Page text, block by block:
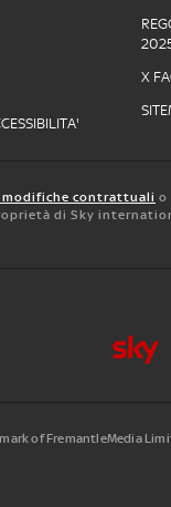
X
contrattuali o
di Sky
of FremantleMedia